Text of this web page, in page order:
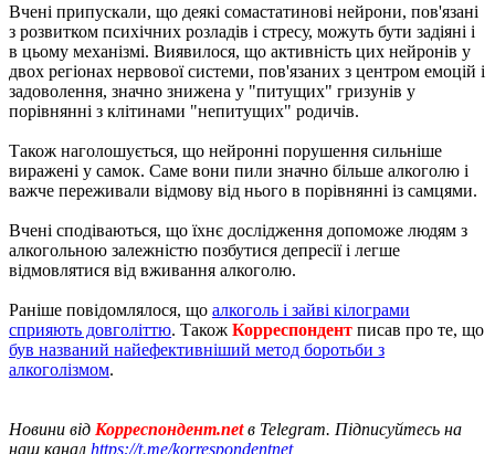
Вчені припускали, що деякі сомастатинові нейрони, пов'язані
з розвитком психічних розладів і стресу, можуть бути задіяні і
в цьому механізмі. Виявилося, що активність цих нейронів у
двох регіонах нервової системи, пов'язаних з центром емоцій і
задоволення, значно знижена у "питущих" гризунів у
порівнянні з клітинами "непитущих" родичів.
Також наголошується, що нейронні порушення сильніше
виражені у самок. Саме вони пили значно більше алкоголю і
важче переживали відмову від нього в порівнянні із самцями.
Вчені сподіваються, що їхнє дослідження допоможе людям з
алкогольною залежністю позбутися депресії і легше
відмовлятися від вживання алкоголю.
Раніше повідомлялося, що алкоголь і зайві кілограми
сприяють довголіттю. Також Корреспондент писав про те, що
був названий найефективніший метод боротьби з
алкоголізмом.
Новини від Корреспондент.netв Telegram. Підписуйтесь на
наш канал https://t.me/korrespondentnet